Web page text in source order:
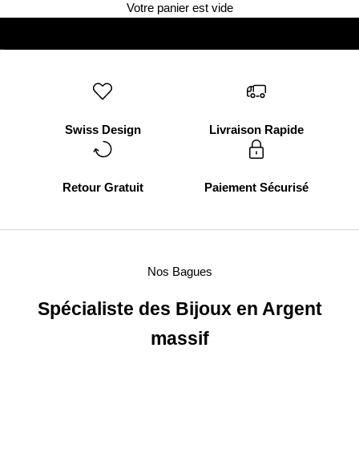
Votre panier est vide
DÉCOUVREZ NOS NOUVEAUTÉS
Swiss Design Livraison Rapide
Retour Gratuit Paiement Sécurisé
Nos Bagues
Spécialiste des Bijoux en Argent
massif